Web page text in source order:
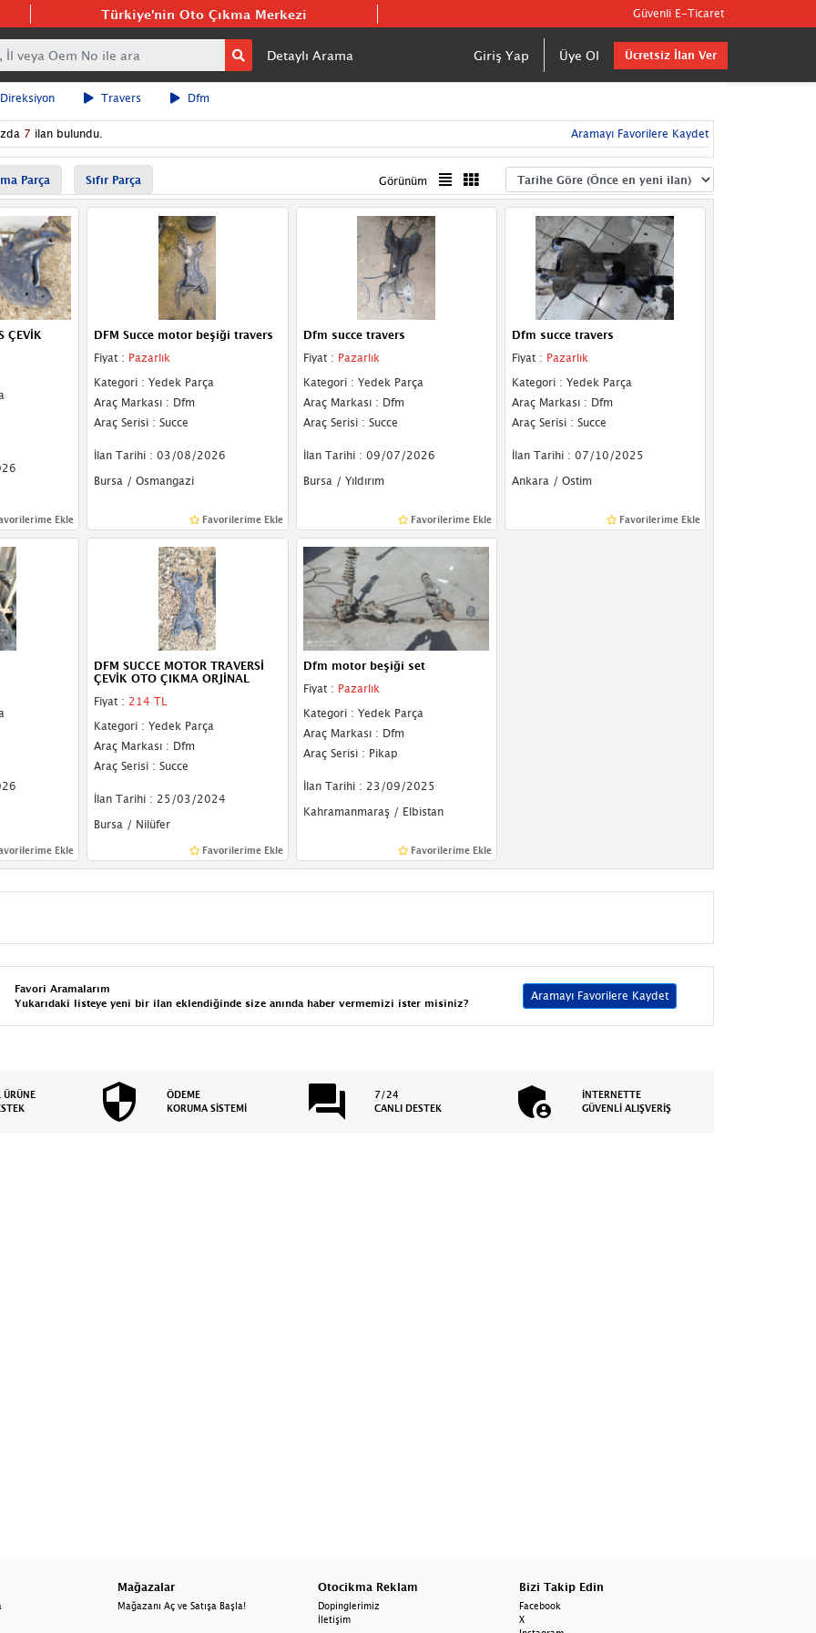
Türkiye'nin Oto Çıkma Merkezi Güvenli E-Ticaret
Detaylı Arama Giriş Yap Üye Ol Ücretsiz İlan Ver
Travers Dfm
7 ilan bulundu. Aramayı Favorilere Kaydet
Parça Sıfır Parça Görünüm
ÇEVİK
Ekle
DFM Succe motor beşiği travers
Fiyat : Pazarlık
Kategori : Yedek Parça
Araç Markası : Dfm
Araç Serisi : Succe
İlan Tarihi : 03/08/2026
Bursa / Osmangazi
Favorilerime Ekle
Dfm succe travers
Fiyat : Pazarlık
Kategori : Yedek Parça
Araç Markası : Dfm
Araç Serisi : Succe
İlan Tarihi : 09/07/2026
Bursa / Yıldırım
Favorilerime Ekle
Dfm succe travers
Fiyat : Pazarlık
Kategori : Yedek Parça
Araç Markası : Dfm
Araç Serisi : Succe
İlan Tarihi : 07/10/2025
Ankara / Ostim
Favorilerime Ekle
Ekle
DFM SUCCE MOTOR TRAVERSİ
ÇEVİK OTO ÇIKMA ORJİNAL
Fiyat : 214 TL
Kategori : Yedek Parça
Araç Markası : Dfm
Araç Serisi : Succe
İlan Tarihi : 25/03/2024
Bursa / Nilüfer
Favorilerime Ekle
Dfm motor beşiği set
Fiyat : Pazarlık
Kategori : Yedek Parça
Araç Markası : Dfm
Araç Serisi : Pikap
İlan Tarihi : 23/09/2025
Kahramanmaraş / Elbistan
Favorilerime Ekle
Favori Aramalarım
Yukarıdaki listeye yeni bir ilan eklendiğinde size anında haber vermemizi ister misiniz?
Aramayı Favorilere Kaydet
ÜRÜNE
ÖDEME
KORUMA SİSTEMİ
7/24
CANLI DESTEK
İNTERNETTE
GÜVENLİ ALIŞVERİŞ
Mağazalar
Mağazanı Aç ve Satışa Başla!
Otocikma Reklam
Dopinglerimiz
İletişim
Bizi Takip Edin
Facebook
X